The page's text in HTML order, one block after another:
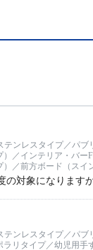
ンレスタイプ／パ
／インテリア・バ
／前方ボード（スイ
の対象になります
ンレスタイプ／パ
リタイプ／幼児用